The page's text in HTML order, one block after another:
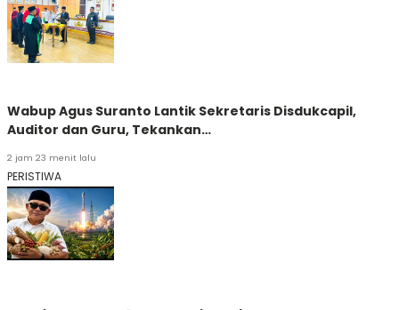
Wabup Agus Suranto Lantik Sekretaris Disdukcapil,
Auditor dan Guru, Tekankan…
2 jam 23 menit lalu
PERISTIWA